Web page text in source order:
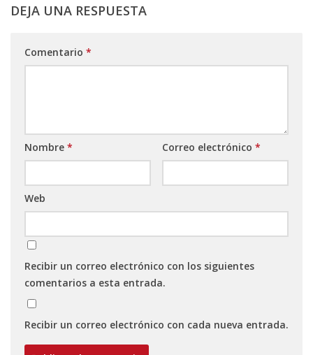
DEJA UNA RESPUESTA
Comentario *
Nombre * Correo electrónico *
Web
Recibir un correo electrónico con los siguientes
comentarios a esta entrada.
Recibir un correo electrónico con cada nueva entrada.